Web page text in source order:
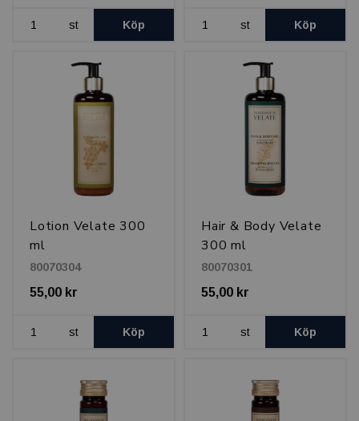
st Köp st Köp
Lotion Velate 300
ml
80070304
55,00 kr
st Köp
Hair & Body Velate
300 ml
80070301
55,00 kr
st Köp